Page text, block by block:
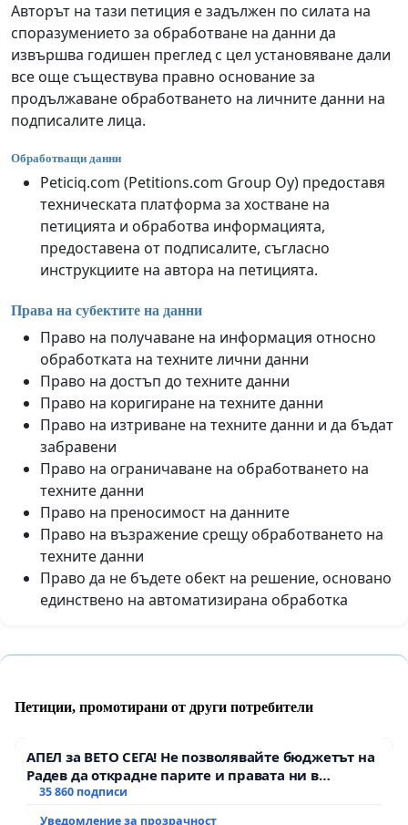
Авторът на тази петиция е задължен по силата на
споразумението за обработване на данни да
извършва годишен преглед с цел установяване дали
все още съществува правно основание за
продължаване обработването на личните данни на
подписалите лица.
Обработващи данни
Peticiq.com (Petitions.com Group Oy) предоставя
техническата платформа за хостване на
петицията и обработва информацията,
предоставена от подписалите, съгласно
инструкциите на автора на петицията.
Права на субектите на данни
Право на получаване на информация относно
обработката на техните лични данни
Право на достъп до техните данни
Право на коригиране на техните данни
Право на изтриване на техните данни и да бъдат
забравени
Право на ограничаване на обработването на
техните данни
Право на преносимост на данните
Право на възражение срещу обработването на
техните данни
Право да не бъдете обект на решение, основано
единствено на автоматизирана обработка
Петиции, промотирани от други потребители
АПЕЛ за ВЕТО СЕГА! Не позволявайте бюджетът на
Радев да открадне парите и правата ни в
тъмното
35 860 подписи
Уведомление за прозрачност